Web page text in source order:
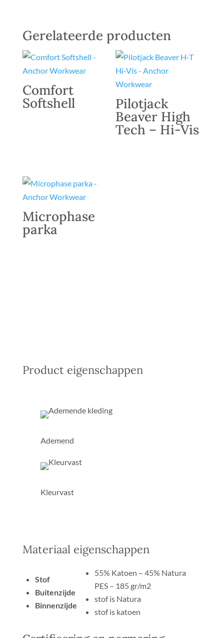
Gerelateerde producten
Comfort
Softshell Pilotjack
Beaver High
Tech – Hi-Vis
Microphase
parka
Product eigenschappen
Ademend
Kleurvast
Materiaal eigenschappen
Stof
Buitenzijde
Binnenzijde
55% Katoen – 45% Natura
PES – 185 gr/m2
stof is Natura
stof is katoen